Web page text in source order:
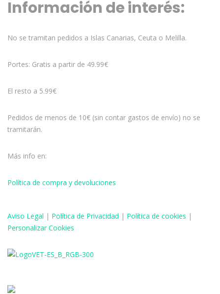
Información de interés:
No se tramitan pedidos a Islas Canarias, Ceuta o Melilla.
Portes: Gratis a partir de 49.99€
El resto a 5.99€
Pedidos de menos de 10€ (sin contar gastos de envío) no se
tramitarán.
Más info en:
Política de compra y devoluciones
Aviso Legal | Política de Privacidad | Política de cookies |
Personalizar Cookies